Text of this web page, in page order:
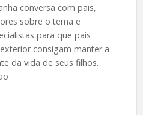
conversa com pais,
sobre o tema e
para que pais
consigam manter a
da vida de seus filhos.